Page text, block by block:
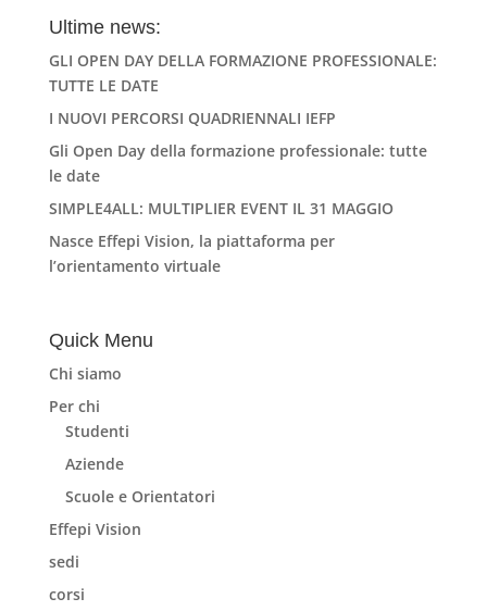
Ultime news:
GLI OPEN DAY DELLA FORMAZIONE PROFESSIONALE:
TUTTE LE DATE
I NUOVI PERCORSI QUADRIENNALI IEFP
Gli Open Day della formazione professionale: tutte
le date
SIMPLE4ALL: MULTIPLIER EVENT IL 31 MAGGIO
Nasce Effepi Vision, la piattaforma per
l’orientamento virtuale
Quick Menu
Chi siamo
Per chi
Studenti
Aziende
Scuole e Orientatori
Effepi Vision
sedi
corsi